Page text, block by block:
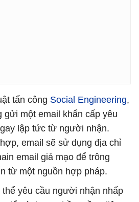
tấn công Social Engineering,
gửi một email khẩn cấp yêu
lập tức từ người nhận.
email sẽ sử dụng địa chỉ
email giả mạo để trông
từ một nguồn hợp pháp.
thể yêu cầu người nhận nhấp